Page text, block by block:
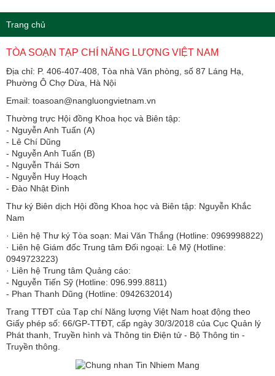
Trang chủ
TÒA SOẠN TẠP CHÍ NĂNG LƯỢNG VIỆT NAM
Địa chỉ: P. 406-407-408, Tòa nhà Văn phòng, số 87 Láng Hạ,
Phường Ô Chợ Dừa, Hà Nội
Email: toasoan@nangluongvietnam.vn
Thường trực Hội đồng Khoa học và Biên tập:
​​​​​​- Nguyễn Anh Tuấn (A)
- Lê Chí Dũng
- Nguyễn Anh Tuấn (B)
- Nguyễn Thái Sơn
- Nguyễn Huy Hoạch
- Đào Nhật Đình
Thư ký Biên dịch Hội đồng Khoa học và Biên tập: Nguyễn Khắc
Nam
· Liên hệ Thư ký Tòa soạn: Mai Văn Thắng (Hotline: 0969998822)
· Liên hệ Giám đốc Trung tâm Đối ngoại: Lê Mỹ (Hotline:
0949723223)
· Liên hệ Trung tâm Quảng cáo:
- Nguyễn Tiến Sỹ (Hotline: 096.999.8811)
- Phan Thanh Dũng (Hotline: 0942632014)
Trang TTĐT của Tạp chí Năng lượng Việt Nam hoạt động theo
Giấy phép số: 66/GP-TTĐT, cấp ngày 30/3/2018 của Cục Quản lý
Phát thanh, Truyền hình và Thông tin Điện tử - Bộ Thông tin -
Truyền thông.